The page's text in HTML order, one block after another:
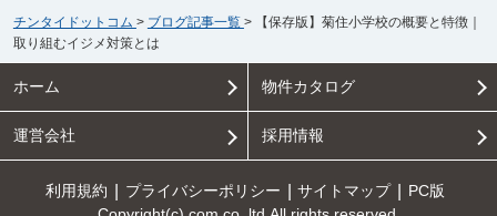
チンタイドットコム > ブログ記事一覧 >
【保存版】菊住小学校の概要と特徴｜
取り組むイジメ対策とは
ホーム 物件カタログ
運営会社 採用情報
利用規約 プライバシーポリシー サイトマップ
PC版